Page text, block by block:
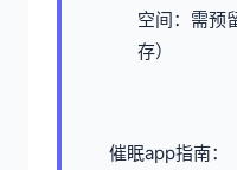
空间​：需预
存）
催眠app指南：